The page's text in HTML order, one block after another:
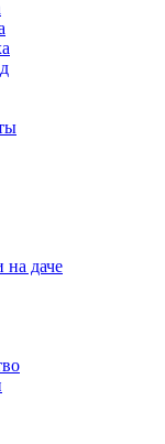
даче